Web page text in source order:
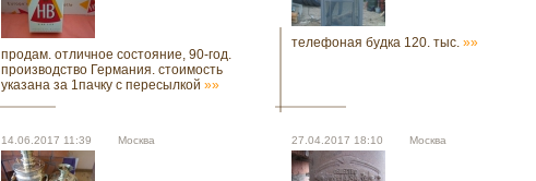
продам. отличное состояние, 90-год.
производство Германия. стоимость
указана за 1пачку с пересылкой »»
телефоная будка 120. тыс. »»
14.06.2017 11:39 Москва 27.04.2017 18:10 Москва